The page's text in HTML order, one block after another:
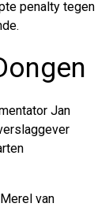
penalty tegen
Jan
van